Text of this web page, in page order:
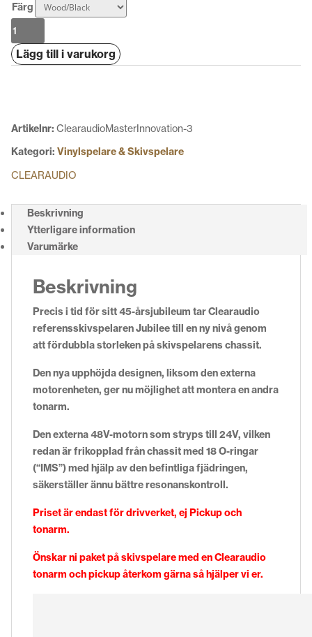
Färg
Clearaudio
Master
Jubilee
Lägg till i varukorg
Artikelnr: ClearaudioMasterInnovation-3
Kategori: Vinylspelare & Skivspelare
CLEARAUDIO
Beskrivning
Ytterligare information
Varumärke
Beskrivning
Precis i tid för sitt 45-årsjubileum tar Clearaudio
referensskivspelaren Jubilee till en ny nivå genom
att fördubbla storleken på skivspelarens chassit.
Den nya upphöjda designen, liksom den externa
motorenheten, ger nu möjlighet att montera en andra
tonarm.
Den externa 48V-motorn som stryps till 24V, vilken
redan är frikopplad från chassit med 18 O-ringar
(“IMS”) med hjälp av den befintliga fjädringen,
säkerställer ännu bättre resonanskontroll.
Priset är endast för drivverket, ej Pickup och
tonarm.
Önskar ni paket på skivspelare med en Clearaudio
tonarm och pickup återkom gärna så hjälper vi er.